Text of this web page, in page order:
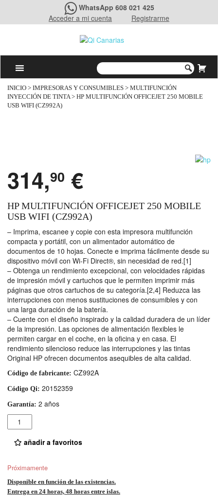
WhatsApp 608 021 425
Acceder a mi cuenta
Registrarme
INICIO > IMPRESORAS Y CONSUMIBLES > MULTIFUNCIÓN
INYECCIÓN DE TINTA> HP MULTIFUNCIÓN OFFICEJET 250 MOBILE
USB WIFI (CZ992A)
314,90 €
HP MULTIFUNCIÓN OFFICEJET 250 MOBILE
USB WIFI (CZ992A)
– Imprima, escanee y copie con esta impresora multifunción
compacta y portátil, con un alimentador automático de
documentos de 10 hojas. Conecte e imprima fácilmente desde su
dispositivo móvil con Wi-Fi Direct®, sin necesidad de red.[1]
– Obtenga un rendimiento excepcional, con velocidades rápidas
de impresión móvil y cartuchos que le permiten imprimir más
páginas que otros cartuchos de su categoría.[2,4] Reduzca las
interrupciones con menos sustituciones de consumibles y con
una larga duración de la batería.
– Cuente con el diseño inspirado y la calidad duradera de un líder
de la impresión. Las opciones de alimentación flexibles le
permiten cargar en el coche, en la oficina y en casa. El
rendimiento silencioso reduce las interrupciones y las tintas
Original HP ofrecen documentos asequibles de alta calidad.
Código de fabricante: CZ992A
Código Qi: 20152359
Garantía: 2 años
Cantidad
añadir a favoritos
Próximamente
Disponible en función de las existencias.
Entrega en 24 horas, 48 horas entre islas.